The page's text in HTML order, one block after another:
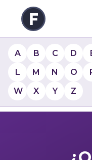
A B C D
L
M N O
W
X Y Z